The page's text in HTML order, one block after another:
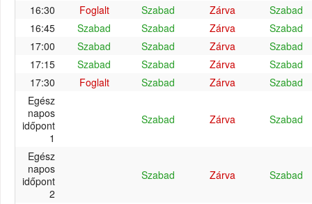
16:30
Foglalt Szabad Zárva
Szabad
16:45
Szabad Szabad Zárva
Szabad
17:00
Szabad Szabad Zárva
Szabad
17:15
Szabad Szabad Zárva
Szabad
17:30
Foglalt Szabad Zárva
Szabad
Egész
napos
időpont
1
Szabad Zárva Szabad
Egész
napos
időpont
2
Szabad Zárva Szabad